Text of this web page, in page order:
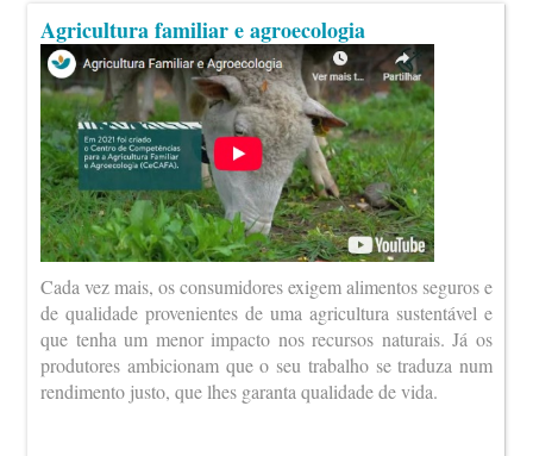
Agricultura familiar e agroecologia
Cada vez mais, os consumidores exigem alimentos seguros e
de qualidade provenientes de uma agricultura sustentável e
que tenha um menor impacto nos recursos naturais. Já os
produtores ambicionam que o seu trabalho se traduza num
rendimento justo, que lhes garanta qualidade de vida.